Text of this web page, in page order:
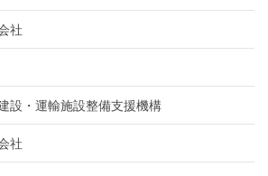
社
・運輸施設整備支援機構
社